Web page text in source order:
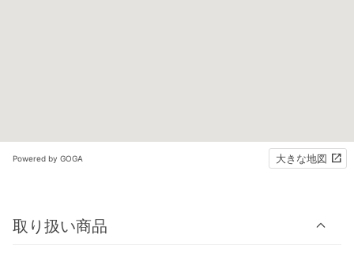
Powered by GOGA 大きな地図
取り扱い商品